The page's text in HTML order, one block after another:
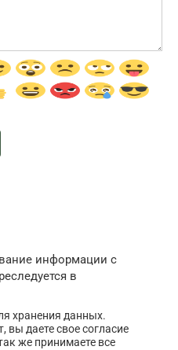
информации с
в
хранения данных.
вы даете свое согласие
же принимаете все